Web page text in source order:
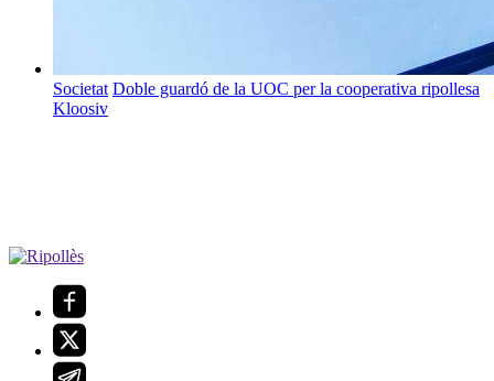
Societat Doble guardó de la UOC per la cooperativa ripollesa
Kloosiv